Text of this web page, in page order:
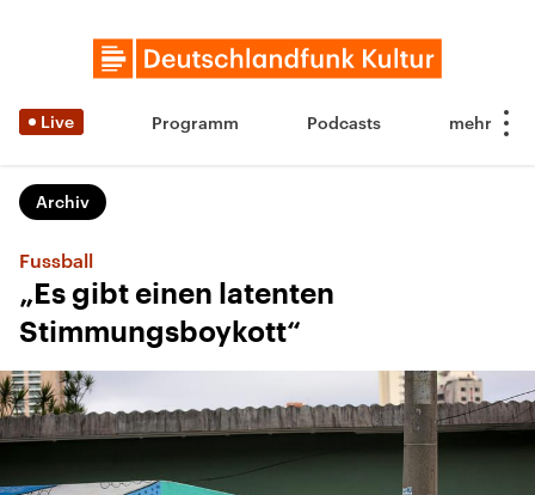
Live Programm Podcasts
Archiv
Fussball
„Es gibt einen latenten
Stimmungsboykott“